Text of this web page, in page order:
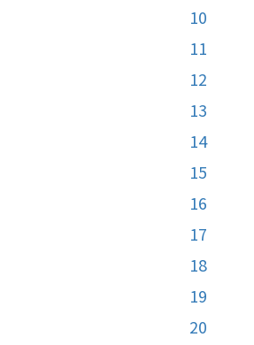
10
11
12
13
14
15
16
17
18
19
20